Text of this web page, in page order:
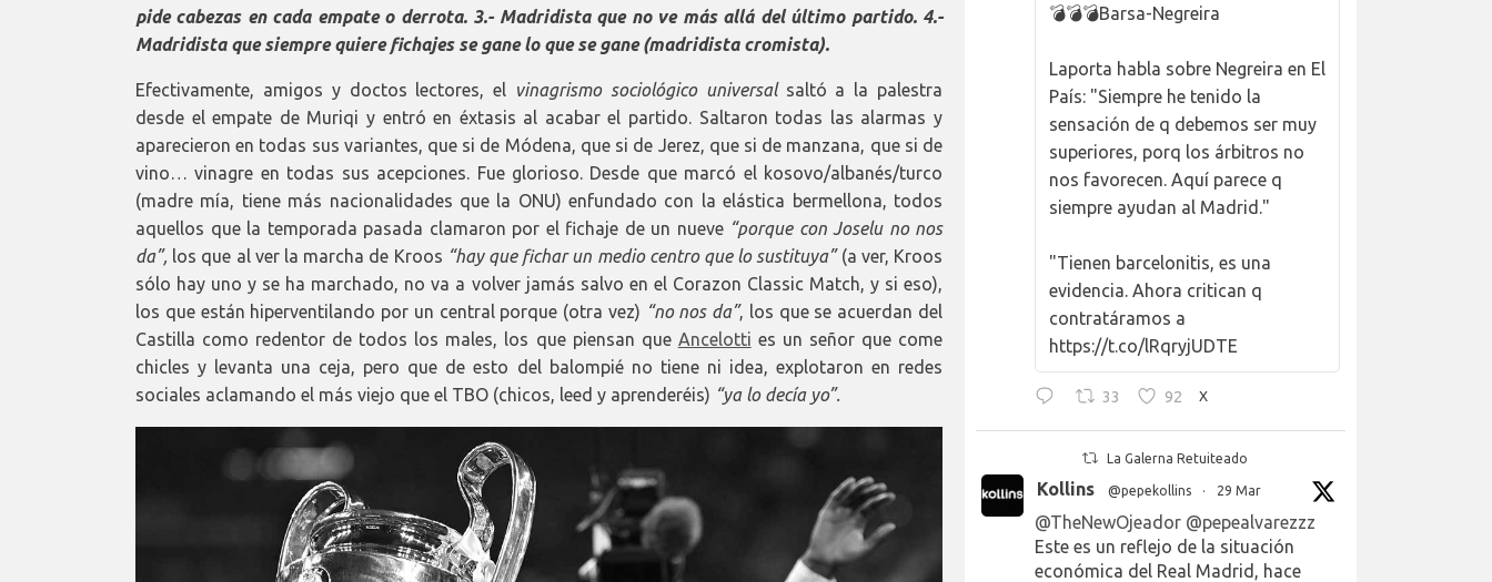
pide cabezas en cada empate o derrota. 3.- Madridista que no ve más allá del último partido. 4.-
Madridista que siempre quiere fichajes se gane lo que se gane (madridista cromista).
Efectivamente, amigos y doctos lectores, el vinagrismo sociológico universalsaltó a la palestra
desde el empate de Muriqi y entró en éxtasis al acabar el partido. Saltaron todas las alarmas y
aparecieron en todas sus variantes, que si de Módena, que si de Jerez, que si de manzana, que si de
vino… vinagre en todas sus acepciones. Fue glorioso. Desde que marcó el kosovo/albanés/turco
(madre mía, tiene más nacionalidades que la ONU) enfundado con la elástica bermellona, todos
aquellos que la temporada pasada clamaron por el fichaje de un nueve “porque con Joselu no nos
da”, los que al ver la marcha de Kroos “hay que fichar un medio centro que lo sustituya”(a ver, Kroos
sólo hay uno y se ha marchado, no va a volver jamás salvo en el Corazon Classic Match, y si eso),
los que están hiperventilando por un central porque (otra vez) “no nos da”, los que se acuerdan del
Castilla como redentor de todos los males, los que piensan que Ancelotti es un señor que come
chicles y levanta una ceja, pero que de esto del balompié no tiene ni idea, explotaron en redes
sociales aclamando el más viejo que el TBO (chicos, leed y aprenderéis) “ya lo decía yo”.
💣💣💣Barsa-Negreira
Laporta habla sobre Negreira en El
País: "Siempre he tenido la
sensación de q debemos ser muy
superiores, porq los árbitros no
nos favorecen. Aquí parece q
siempre ayudan al Madrid."
"Tienen barcelonitis, es una
evidencia. Ahora critican q
contratáramos a
https://t.co/lRqryjUDTE
33 92 X
La Galerna Retuiteado
Kollins @pepekollins · 29 Mar
@TheNewOjeador @pepealvarezzz
Este es un reflejo de la situación
económica del Real Madrid, hace